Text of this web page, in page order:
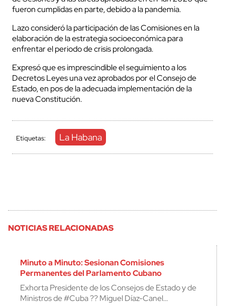
fueron cumplidas en parte, debido a la pandemia.
Lazo consideró la participación de las Comisiones en la
elaboración de la estrategia socioeconómica para
enfrentar el periodo de crisis prolongada.
Expresó que es imprescindible el seguimiento a los
Decretos Leyes una vez aprobados por el Consejo de
Estado, en pos de la adecuada implementación de la
nueva Constitución.
Etiquetas: La Habana
NOTICIAS RELACIONADAS
Minuto a Minuto: Sesionan Comisiones
Permanentes del Parlamento Cubano
Exhorta Presidente de los Consejos de Estado y de
Ministros de #Cuba ?? Miguel Díaz-Canel…